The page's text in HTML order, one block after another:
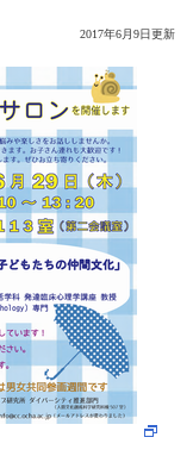
2017年6月9日更新